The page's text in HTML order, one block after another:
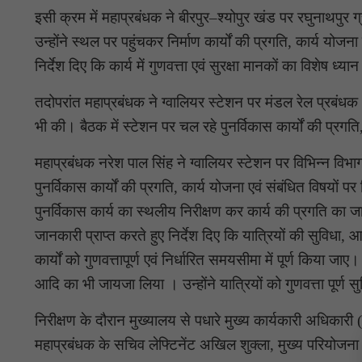
इसी क्रम में महाप्रबंधक ने बीरपुर–श्योपुर खंड पर रघुनाथपुर
उन्होंने स्थल पर पहुंचकर निर्माण कार्यों की प्रगति, कार्य
निर्देश दिए कि कार्य में गुणवत्ता एवं सुरक्षा मानकों का विशेष
तदोपरांत महाप्रबंधक ने ग्वालियर स्टेशन पर मंडल रेल प्रबंधक
भी की। बैठक में स्टेशन पर चल रहे पुनर्विकास कार्यों की
महाप्रबंधक नरेश पाल सिंह ने ग्वालियर स्टेशन पर विभिन्न
पुनर्विकास कार्यों की प्रगति, कार्य योजना एवं संबंधित
पुनर्विकास कार्य का स्थलीय निरीक्षण कर कार्य की प्रगति का
जानकारी प्राप्त करते हुए निर्देश दिए कि यात्रियों की
कार्यों को गुणवत्तापूर्ण एवं निर्धारित समयसीमा में पूर्ण किया
आदि का भी जायजा लिया । उन्होंने यात्रियों को गुणवत्ता पूर्ण
निरीक्षण के दौरान मुख्यालय से पधारे मुख्य कार्यकारी
महाप्रबंधक के सचिव लेफ्टिनेंट अखिल शुक्ला, मुख्य परियोजना